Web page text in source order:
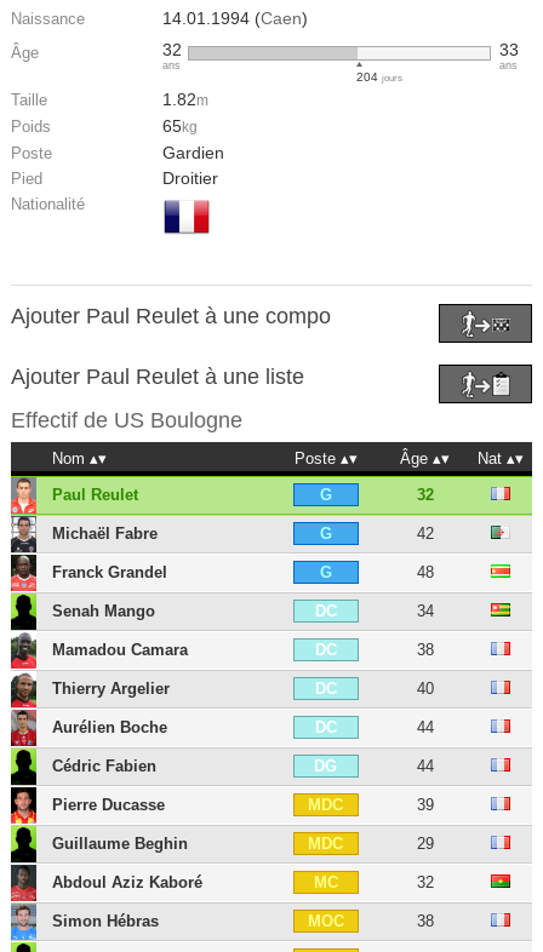
Naissance 14.01.1994 (Caen)
Âge 32
ans
204 jours
33
ans
Taille 1.82m
Poids 65kg
Poste Gardien
Pied Droitier
Nationalité
Ajouter Paul Reulet à une compo
Ajouter Paul Reulet à une liste
Effectif de US Boulogne
Nom Poste Âge
Nat
Paul Reulet
G 32
Michaël Fabre G 42
Franck Grandel G 48
Senah Mango DC 34
Mamadou Camara DC 38
Thierry Argelier DC 40
Aurélien Boche DC 44
Cédric Fabien DG 44
Pierre Ducasse MDC 39
Guillaume Beghin MDC 29
Abdoul Aziz Kaboré MC 32
Simon Hébras MOC 38